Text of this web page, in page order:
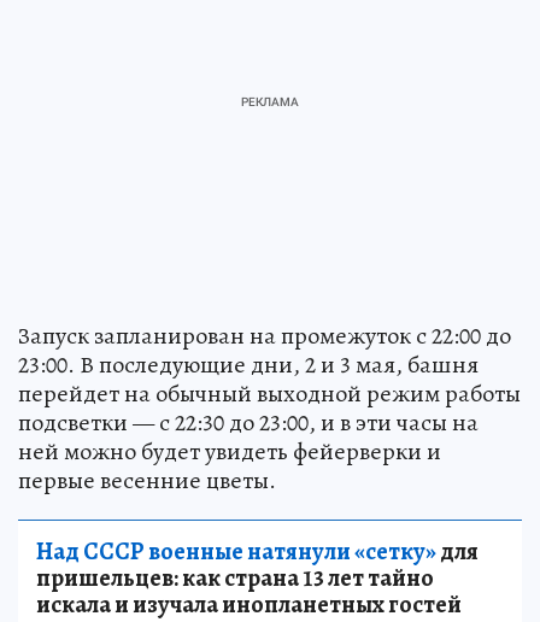
Запуск запланирован на промежуток с 22:00 до
23:00. В последующие дни, 2 и 3 мая, башня
перейдет на обычный выходной режим работы
подсветки — с 22:30 до 23:00, и в эти часы на
ней можно будет увидеть фейерверки и
первые весенние цветы.
Над СССР военные натянули «сетку»для
пришельцев: как страна 13 лет тайно
искала и изучала инопланетных гостей